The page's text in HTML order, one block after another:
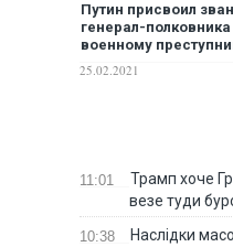
Путин присвоил
генерал-полковника
военному
командовавшему
захватчиками на
25.02.2021
11:01
Трамп хоче
везе туди
10:38
Наслідки